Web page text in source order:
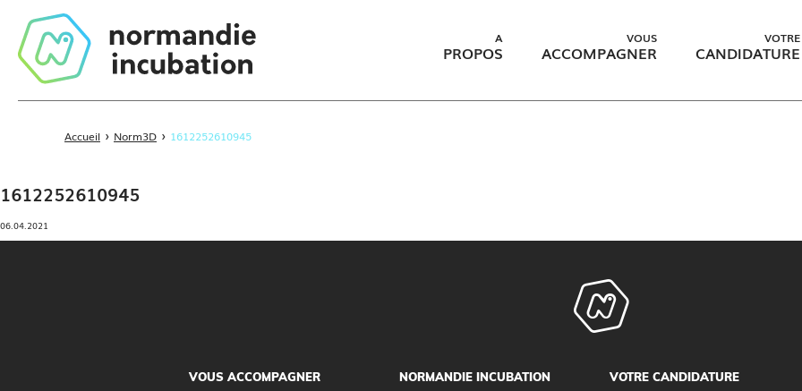
A
PROPOS
VOUS
ACCOMPAGNER
VOTRE
CANDIDATURE
Accueil › Norm3D › 1612252610945
1612252610945
06.04.2021
VOUS ACCOMPAGNER NORMANDIE INCUBATION VOTRE CANDIDATURE